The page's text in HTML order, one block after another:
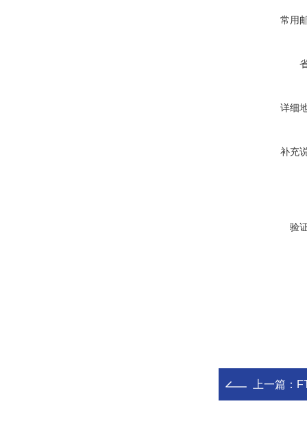
常用
详细
补充
验
上一篇：